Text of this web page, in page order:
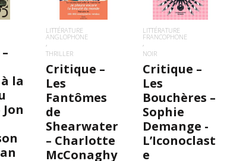
la
LITTÉRATURE
ANGLOPHONE
THRILLER
Critique –
Les
Fantômes
de
Shearwater
– Charlotte
McConaghy
LITTÉRATURE
FRANCOPHONE
NOIR
Critique –
Les
Bouchères –
Sophie
Demange -
L’Iconoclast
e